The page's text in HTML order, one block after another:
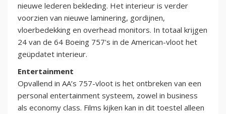
nieuwe lederen bekleding. Het interieur is verder
voorzien van nieuwe laminering, gordijnen,
vloerbedekking en overhead monitors. In totaal krijgen
24 van de 64 Boeing 757's in de American-vloot het
geüpdatet interieur.
Entertainment
Opvallend in AA’s 757-vloot is het ontbreken van een
personal entertainment systeem, zowel in business
als economy class. Films kijken kan in dit toestel alleen